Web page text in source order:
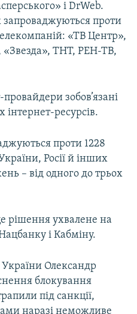
і DrWeb.
запроваджуються проти
«ТВ Центр»,
ТНТ, РЕН-ТВ,
зобов’язані
інтернет-ресурсів.
проти 1228
Росії й інших
– від одного до трьох
рішення ухвалене на
і Кабміну.
України Олександр
блокування
під санкції,
наразі неможливе